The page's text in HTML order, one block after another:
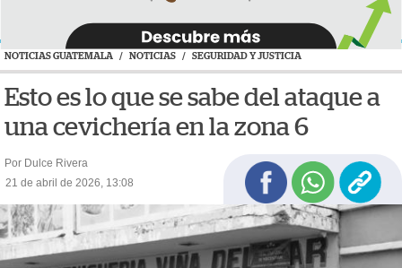
NOTICIAS GUATEMALA / NOTICIAS / SEGURIDAD Y JUSTICIA
Esto es lo que se sabe del ataque a
una cevichería en la zona 6
Por Dulce Rivera
21 de abril de 2026, 13:08